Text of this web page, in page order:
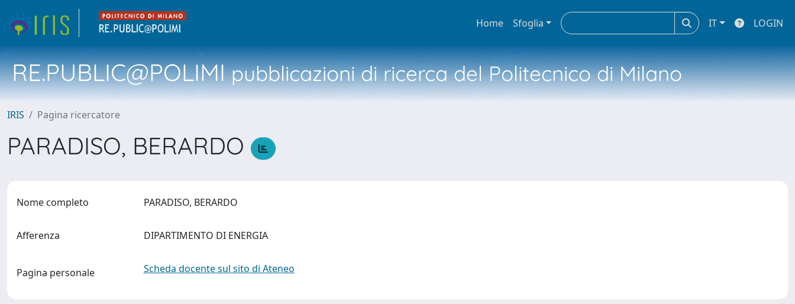
Home Sfoglia IT LOGIN
RE.PUBLIC@POLIMIpubblicazioni di ricerca del Politecnico di Milano
IRIS Pagina ricercatore
PARADISO, BERARDO
Nome completo PARADISO, BERARDO
Afferenza DIPARTIMENTO DI ENERGIA
Pagina personale Scheda docente sul sito di Ateneo